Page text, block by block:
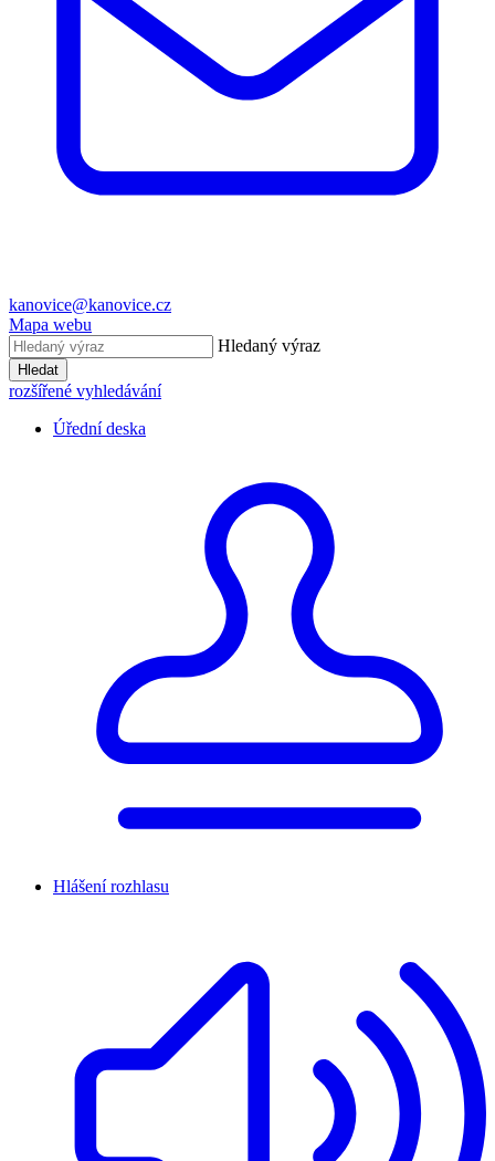
kanovice@kanovice.cz
Mapa webu
Hledaný výraz
Hledat
rozšířené vyhledávání
Úřední deska
Hlášení rozhlasu